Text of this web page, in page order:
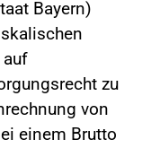
Bayern)
auf
zu
von
einem Brutto